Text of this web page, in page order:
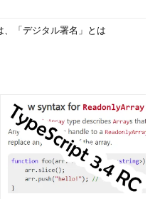
、「デジタル署名」とは